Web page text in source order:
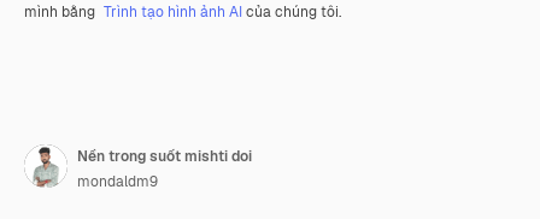
mình bằng Trình tạo hình ảnh AIcủa chúng tôi.
Nền trong suốt mishti doi
mondaldm9